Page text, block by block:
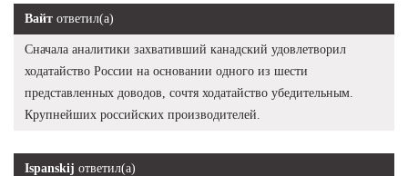
Вайт ответил(а)
Сначала аналитики захвативший канадский удовлетворил
ходатайство России на основании одного из шести
представленных доводов, сочтя ходатайство убедительным.
Крупнейших российских производителей.
Ispanskij ответил(а)